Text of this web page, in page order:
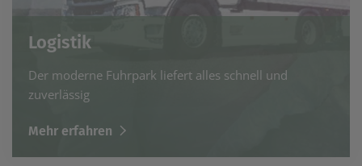
Logistik
Der moderne Fuhrpark liefert alles schnell und
zuverlässig
Mehr erfahren